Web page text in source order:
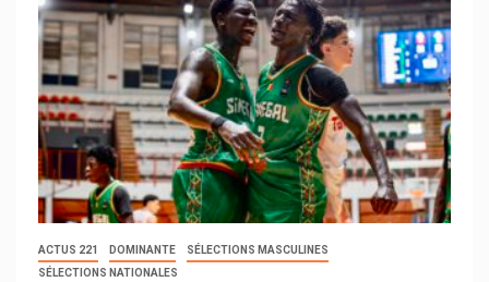
ACTUS 221 DOMINANTE
SÉLECTIONS MASCULINES
SÉLECTIONS NATIONALES